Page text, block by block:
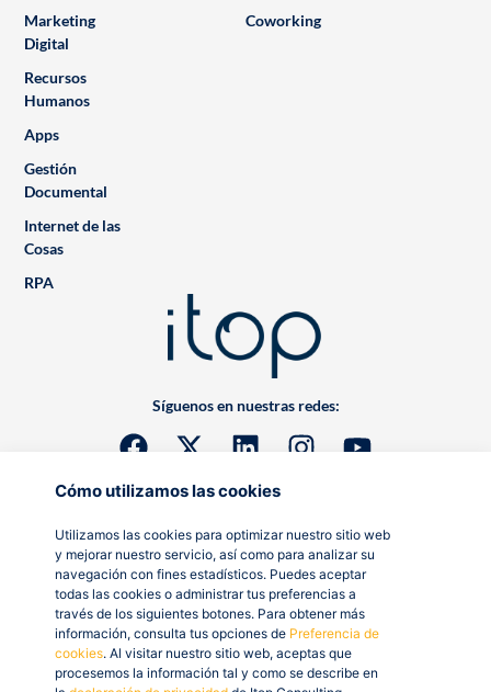
Cómo utilizamos las cookies
Utilizamos las cookies para optimizar nuestro sitio web
y mejorar nuestro servicio, así como para analizar su
navegación con fines estadísticos. Puedes aceptar
todas las cookies o administrar tus preferencias a
través de los siguientes botones. Para obtener más
información, consulta tus opciones de Preferencia de
cookies. Al visitar nuestro sitio web, aceptas que
procesemos la información tal y como se describe en
Síguenos en nuestras redes:
Marketing
Digital
Recursos
Humanos
Apps
Gestión
Documental
Internet de las
Cosas
RPA
Coworking